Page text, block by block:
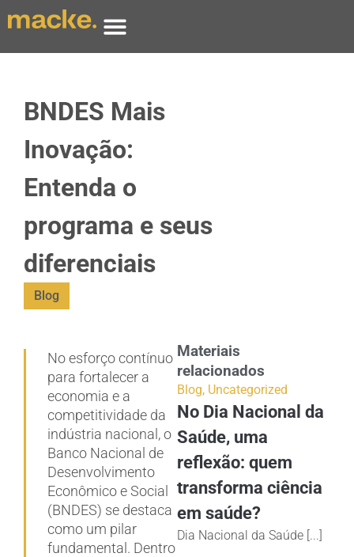
BNDES Mais
Inovação:
Entenda o
programa e seus
diferenciais
Blog
No esforço contínuo
para fortalecer a
economia e a
competitividade da
indústria nacional, o
Banco Nacional de
Desenvolvimento
Econômico e Social
(BNDES) se destaca
como um pilar
fundamental. Dentro
Materiais
relacionados
Blog, Uncategorized
No Dia Nacional da
Saúde, uma
reflexão: quem
transforma ciência
em saúde?
Dia Nacional da Saúde [...]